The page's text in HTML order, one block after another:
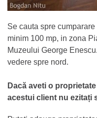
Se cauta spre
minim 100 mp, in zona
Muzeului George
vedere spre nord.
Dacă aveti o
acestui client nu ezitați